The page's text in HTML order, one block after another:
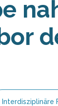
Interdisziplinäre